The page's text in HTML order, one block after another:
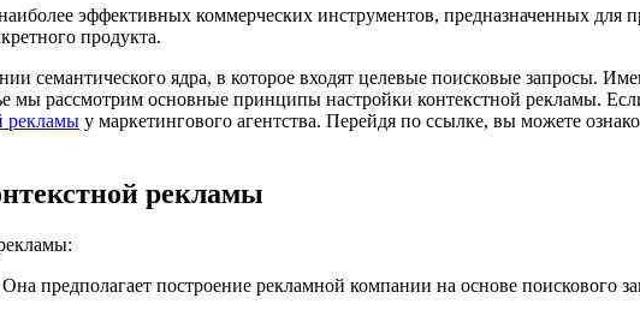
эффективных коммерческих инструментов, предназначенных
продукта.
семантического ядра, в которое входят целевые поисковые запросы.
мы рассмотрим основные принципы настройки контекстной рекламы.
рекламы у маркетингового агентства. Перейдя по ссылке, вы можете
рекламы
предполагает построение рекламной компании на основе поискового